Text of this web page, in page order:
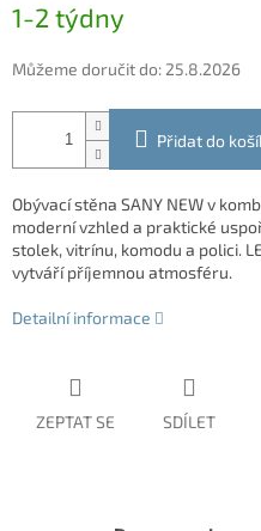
cena:
1-2 týdny
Můžeme doručit do: 25.8.2026
Přidat do
Obývací stěna SANY NEW v
moderní vzhled a praktické
stolek, vitrínu, komodu a polici.
vytváří příjemnou atmosféru.
Detailní informace
ZEPTAT SE SDÍLET